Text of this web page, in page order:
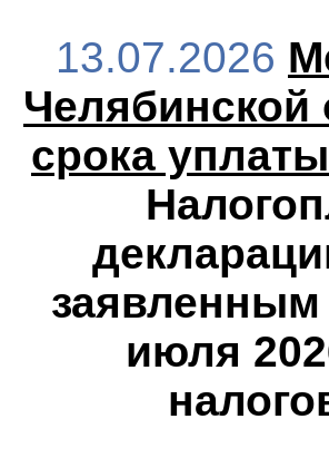
13.07.2026
Челябинской
срока
июля